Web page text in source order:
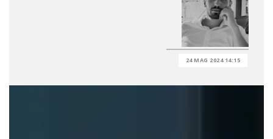
24 MAG 2024 14:15